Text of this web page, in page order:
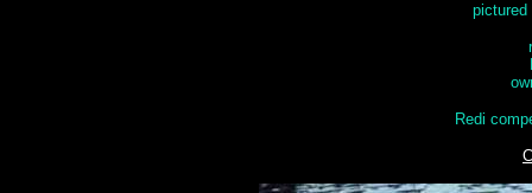
pictured
Redi